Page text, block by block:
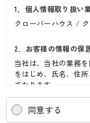
1．個人情報取り扱い
クローバーハウス /
2．お客様の情報の保
当社は、当社の業務
をはじめ、氏名、住
ております。
当社は、これらのお
す。）の適正な保護
次の方針の下でお客
同意する